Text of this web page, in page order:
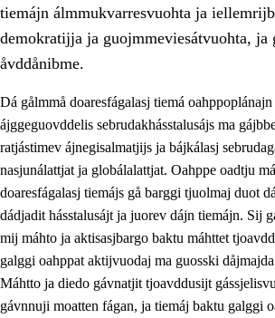
2. Prinsihpa oahppama,
Sosiála oahppam ja åvddånibme
2.2 Máhtudahka fágáj hárráj
Vuodulasj tjehpudagá
2.4 Oahppat oahppat
Doaresfágalasj tiemá
2.5 Doaresfágalasj tiemá
tiemájn álmmukvarresvuohta ja
demokratijja ja guojmmeviesátvuohta, ja
åvddånibme.
Dá gålmmå doaresfágalasj tiemá
ájggeguovddelis sebrudakhásstalusájs ma
ratjástimev ájnegisalmatjijs ja bájkálasj
nasjunálattjat ja globálalattjat. Oahppe oadtju
doaresfágalasj tiemájs gå barggi tjuolmaj duot
dádjadit hásstalusájt ja juorev dájn tiemájn. Sij
mij máhto ja aktisasjbargo baktu máhttet
galggi oahppat aktijvuodaj ma guosski
Máhtto ja diedo gávnatjit tjoavddusijt
gávnnuji moatten fágan, ja tiemáj baktu galggi